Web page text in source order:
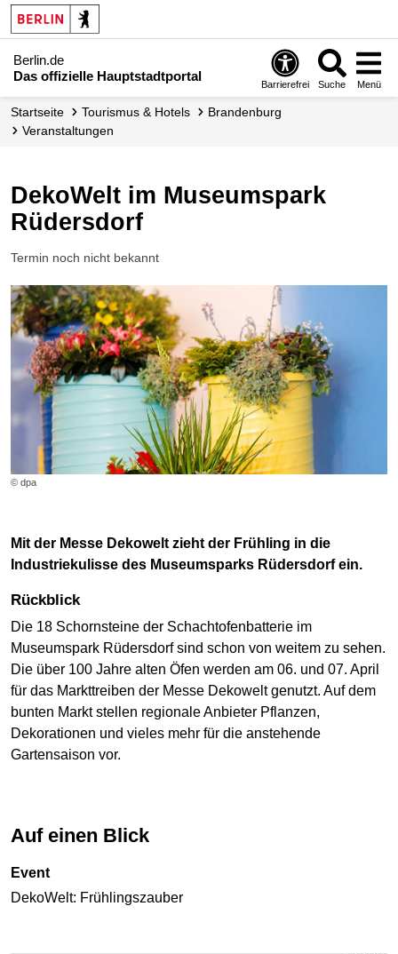
Berlin.de
Das offizielle Hauptstadtportal
Barrierefrei Suche Menü
Startseite Tourismus & Hotels
Brandenburg
Veranstaltungen
DekoWelt im Museumspark
Rüdersdorf
Termin noch nicht bekannt
© dpa
Mit der Messe Dekowelt zieht der Frühling in die
Industriekulisse des Museumsparks Rüdersdorf ein.
Rückblick
Die 18 Schornsteine der Schachtofenbatterie im
Museumspark Rüdersdorf sind schon von weitem zu sehen.
Die über 100 Jahre alten Öfen werden am 06. und 07. April
für das Markttreiben der Messe Dekowelt genutzt. Auf dem
bunten Markt stellen regionale Anbieter Pflanzen,
Dekorationen und vieles mehr für die anstehende
Gartensaison vor.
Auf einen Blick
Event
DekoWelt: Frühlingszauber